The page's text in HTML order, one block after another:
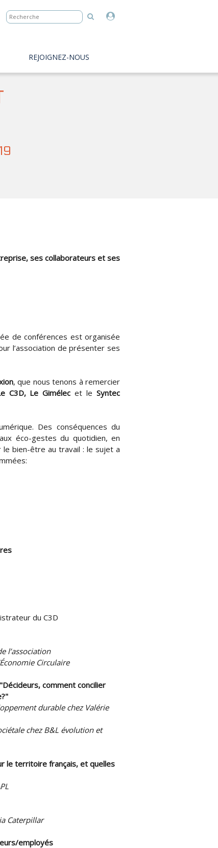
REJOIGNEZ-NOUS
ses collaborateurs et ses
de conférences est organisée
l’association de présenter ses
, que nous tenons à remercier
C3D, Le Gimélec et leSyntec
Des conséquences du
éco-gestes du quotidien, en
bien-être au travail : le sujet a
du C3D
l’association
Circulaire
comment concilier
durable chez Valérie
chez B&L évolution et
le territoire français, et quelles
Caterpillar
employés